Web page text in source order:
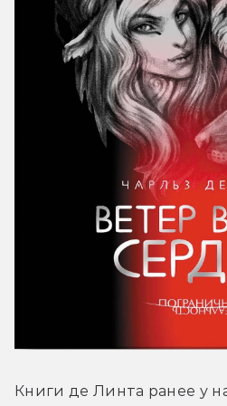
Книги де Линта ранее у